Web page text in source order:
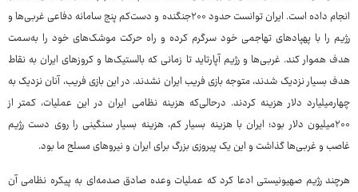
انجام داده است. ایران توانست حدود ۲۰۰جنگنده و دست‌کم پنج سامانه دفاعی غربی‌ها و
رژیم را با پهپادهای تهاجمی خود سرگرم کرده و راه حرکت موشک‌های خود را به‌سمت
هدف هموار کند. غربی‌ها و رژیم آپارتاید تا زمانی که بالستیک‌ها و کروزهای ایران به نقاط
هدف بسیار نزدیک شدند، متوجه بازی فریب ایران نشدند. در این بازی فریب، آنان نزدیک به
چهارمیلیارد دلار هزینه کردند. درحالی‌که هزینه نظامی ایران در این عملیات، کمتر از
۲۰۰میلیون دلار بود؛ ایران با هزینه بسیار کم، هزینه بسیار سنگینی را روی دست رژیم
غاصب و غربی‌ها گذاشت و این یک پیروزی بزرگ برای ایران و نیروهای مسلح ما بود.
هرچند رژیم صهیونیستی ادعا کرد که عملیات وعده صادق صدمه‌ای به پیکره نظامی آن